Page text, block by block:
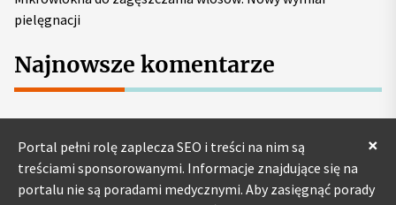
×
Portal pełni rolę zaplecza SEO i treści na nim są
treściami sponsorowanymi. Informacje znajdujące się na
portalu nie są poradami medycznymi. Aby zasięgnąć porady
pielęgnacji
Najnowsze komentarze